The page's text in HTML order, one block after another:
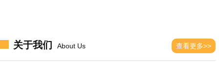
关于我们 About Us 查看更多>>